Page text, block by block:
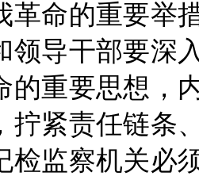
革命的重要举
领导干部要深
的重要思想，
拧紧责任链条
检监察机关必